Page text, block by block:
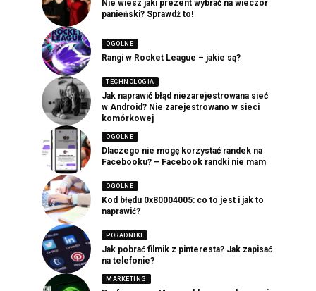
Nie wiesz jaki prezent wybrać na wieczór
panieński? Sprawdź to!
OGOLNE
Rangi w Rocket League – jakie są?
TECHNOLOGIA
Jak naprawić błąd niezarejestrowana sieć
w Android? Nie zarejestrowano w sieci
komórkowej
OGOLNE
Dlaczego nie mogę korzystać randek na
Facebooku? – Facebook randki nie mam
OGOLNE
Kod błędu 0x80004005: co to jest i jak to
naprawić?
PORADNIKI
Jak pobrać filmik z pinteresta? Jak zapisać
na telefonie?
MARKETING